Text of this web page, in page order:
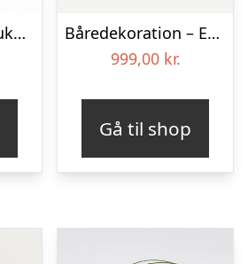
Floristens bårebuket – Smukt minde
Båredekoration – Et farverigt farvel
999,00 kr.
Gå til shop